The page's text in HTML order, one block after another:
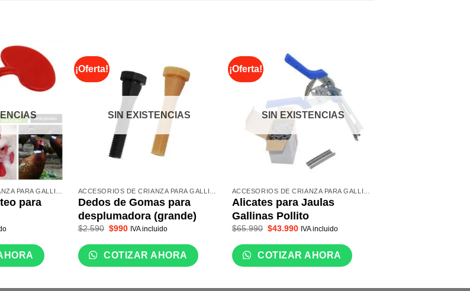
para
¡Oferta!
SIN EXISTENCIAS
Dedos de Gomas para
desplumadora (grande)
$2.590 El
original
era:
$2.590.
$990El
actual
es:
$990.
IVA incluido
COTIZAR AHORA
¡Oferta!
SIN EXISTENCIAS
Alicates para Jaulas
Gallinas Pollito
$65.990 El
original
era:
$65.990.
$43.990El
actual
es:
$43.990.
IVA incluido
COTIZAR AHORA